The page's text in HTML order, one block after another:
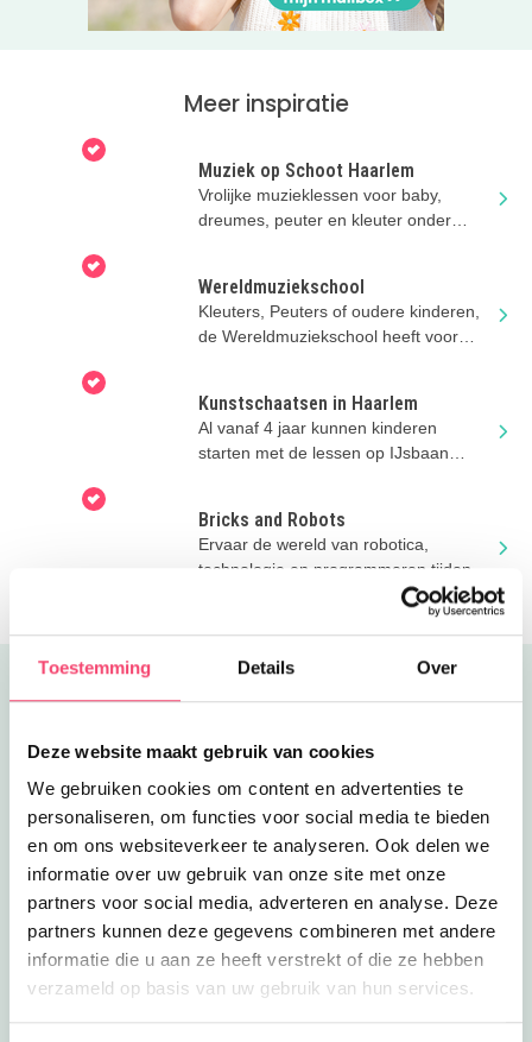
Toestemming Details Over
Deze website maakt gebruik van cookies
We gebruiken cookies om content en advertenties te
personaliseren, om functies voor social media te bieden
en om ons websiteverkeer te analyseren. Ook delen we
informatie over uw gebruik van onze site met onze
partners voor social media, adverteren en analyse. Deze
partners kunnen deze gegevens combineren met andere
informatie die u aan ze heeft verstrekt of die ze hebben
verzameld op basis van uw gebruik van hun services.
Meer inspiratie
Muziek op Schoot Haarlem
Vrolijke muzieklessen voor baby,
dreumes, peuter en kleuter onder
Wereldmuziekschool
Kleuters, Peuters of oudere kinderen,
de Wereldmuziekschool heeft voor
Kunstschaatsen in Haarlem
Al vanaf 4 jaar kunnen kinderen
starten met de lessen op IJsbaan
Bricks and Robots
Ervaar de wereld van robotica,
technologie en programmeren tijdens
de cursussen van Bricks & Robots!
Uitgelicht